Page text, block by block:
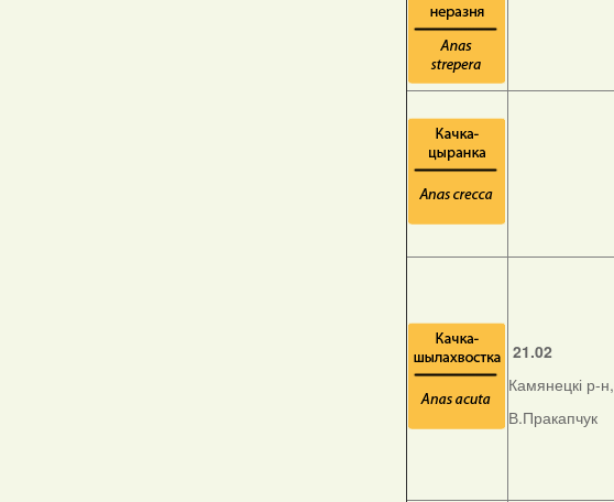
21.02
Камянецкі р-н,
В.Пракапчук